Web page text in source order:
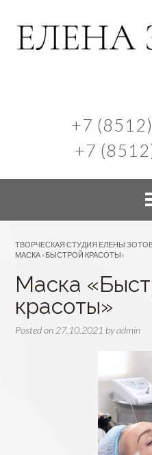
+7
+7
ТВОРЧЕСКАЯ СТУДИЯ ЕЛЕНЫ
МАСКА «БЫСТРОЙ КРАСОТЫ»
Маска
красоты»
Posted on 27.10.2021 byadmin